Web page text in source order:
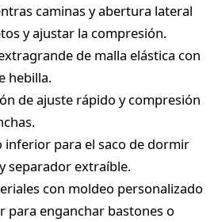
caminas y abertura lateral
y ajustar la compresión.
de malla elástica con
hebilla.
de ajuste rápido y compresión
inferior para el saco de dormir
separador extraíble.
con moldeo personalizado
para enganchar bastones o